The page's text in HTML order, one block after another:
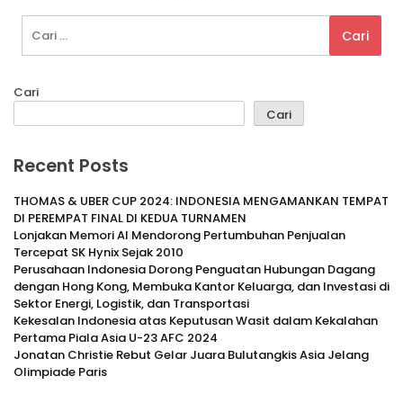
untuk:
Cari
Cari
Recent Posts
THOMAS & UBER CUP 2024: INDONESIA MENGAMANKAN TEMPAT
DI PEREMPAT FINAL DI KEDUA TURNAMEN
Lonjakan Memori AI Mendorong Pertumbuhan Penjualan
Tercepat SK Hynix Sejak 2010
Perusahaan Indonesia Dorong Penguatan Hubungan Dagang
dengan Hong Kong, Membuka Kantor Keluarga, dan Investasi di
Sektor Energi, Logistik, dan Transportasi
Kekesalan Indonesia atas Keputusan Wasit dalam Kekalahan
Pertama Piala Asia U-23 AFC 2024
Jonatan Christie Rebut Gelar Juara Bulutangkis Asia Jelang
Olimpiade Paris